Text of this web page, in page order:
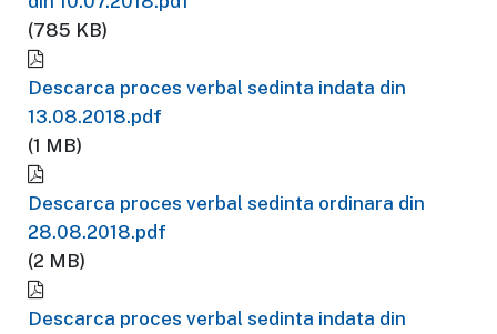
(785 KB)
Descarca proces verbal sedinta indata din
13.08.2018.pdf
(1 MB)
Descarca proces verbal sedinta ordinara din
28.08.2018.pdf
(2 MB)
Descarca proces verbal sedinta indata din